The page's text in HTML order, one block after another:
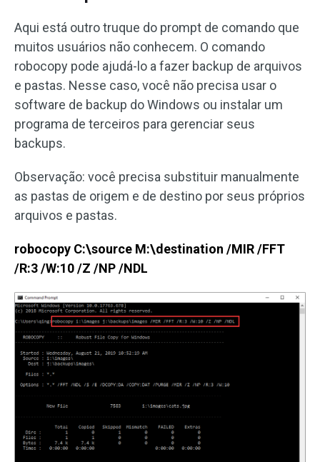
Aqui está outro truque do prompt de comando que
muitos usuários não conhecem. O comando
robocopy pode ajudá-lo a fazer backup de arquivos
e pastas. Nesse caso, você não precisa usar o
software de backup do Windows ou instalar um
programa de terceiros para gerenciar seus
backups.
Observação: você precisa substituir manualmente
as pastas de origem e de destino por seus próprios
arquivos e pastas.
robocopy C:\source M:\destination /MIR /FFT
/R:3 /W:10 /Z /NP /NDL